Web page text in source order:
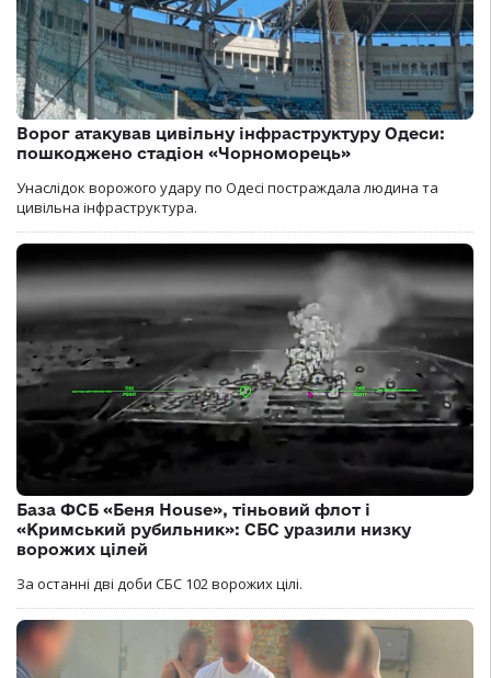
Ворог атакував цивільну інфраструктуру Одеси:
пошкоджено стадіон «Чорноморець»
Унаслідок ворожого удару по Одесі постраждала людина та
цивільна інфраструктура.
База ФСБ «Беня House», тіньовий флот і
«Кримський рубильник»: СБС уразили низку
ворожих цілей
За останні дві доби СБС 102 ворожих цілі.